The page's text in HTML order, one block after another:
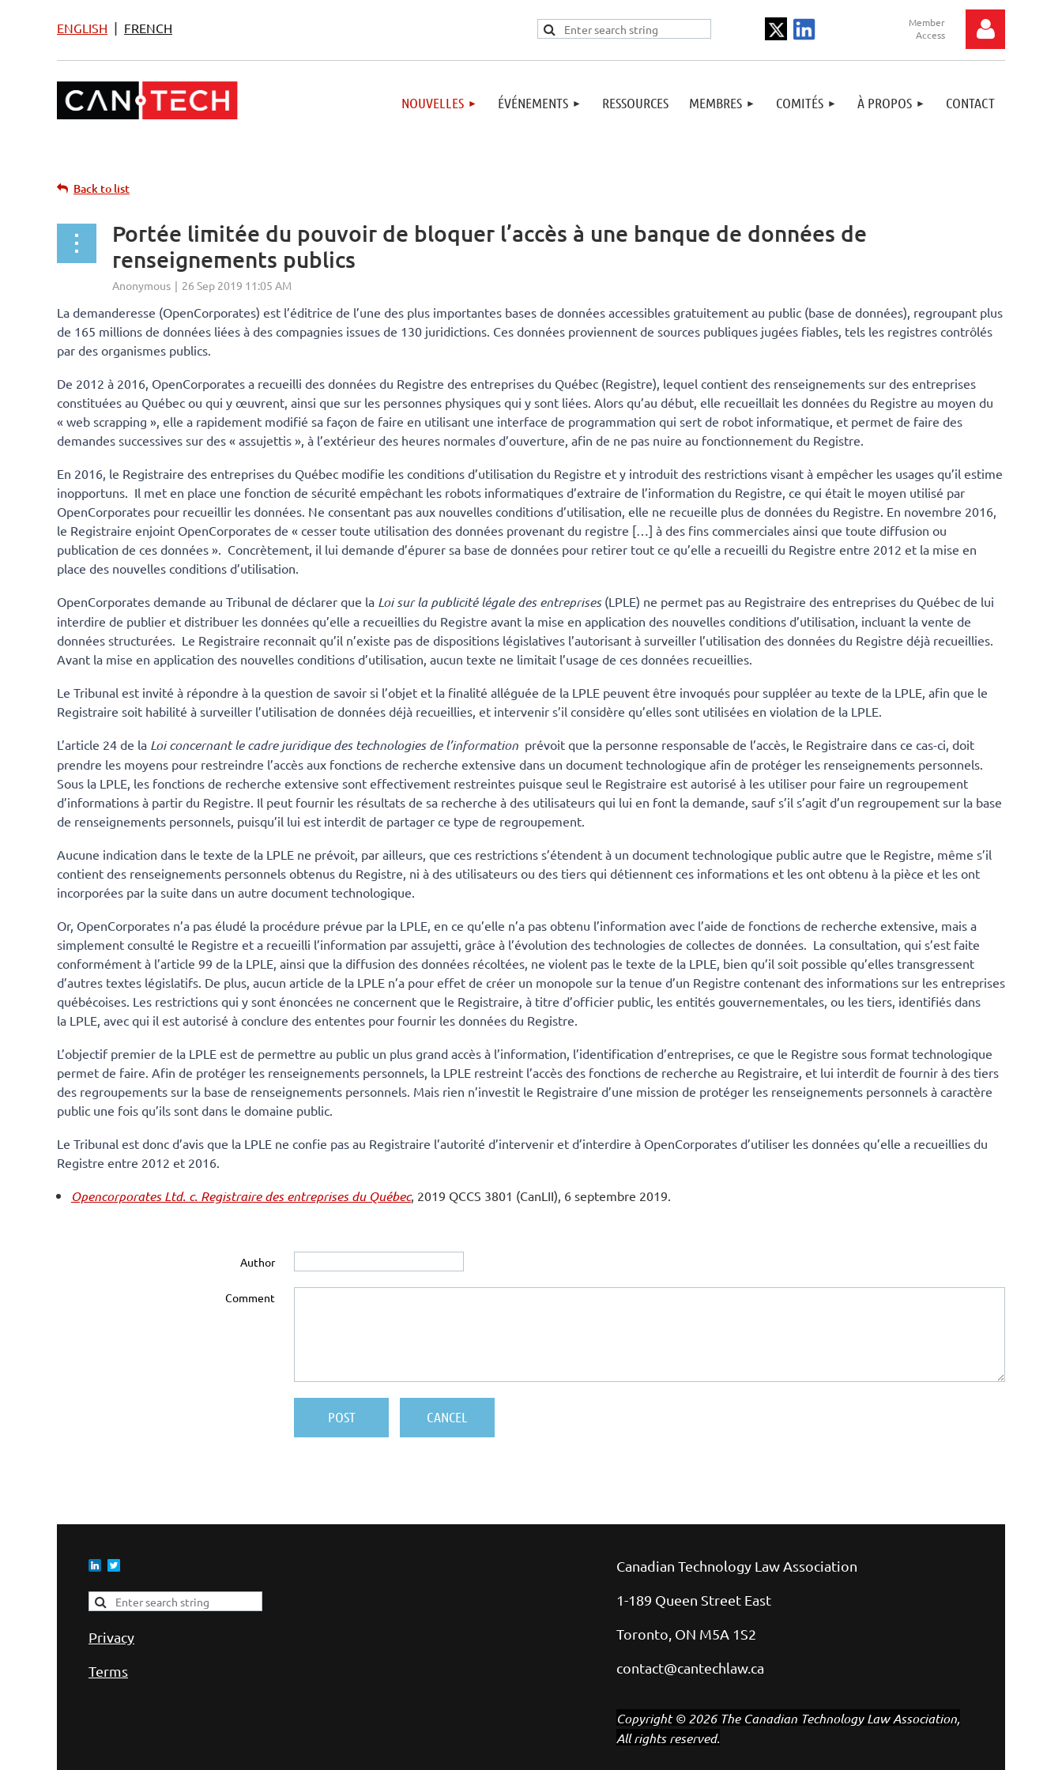
ENGLISH | FRENCH
NOUVELLES ÉVÉNEMENTS RESSOURCES MEMBRES COMITÉS À PROPOS CONTACT
Back to list
Portée limitée du pouvoir de bloquer l’accès à une banque de données de
renseignements publics
La demanderesse (OpenCorporates) est l’éditrice de l’une des plus importantes bases de données accessibles gratuitement au public (base de données), regroupant plus
de 165 millions de données liées à des compagnies issues de 130 juridictions. Ces données proviennent de sources publiques jugées fiables, tels les registres contrôlés
par des organismes publics.
De 2012 à 2016, OpenCorporates a recueilli des données du Registre des entreprises du Québec (Registre), lequel contient des renseignements sur des entreprises
constituées au Québec ou qui y œuvrent, ainsi que sur les personnes physiques qui y sont liées. Alors qu’au début, elle recueillait les données du Registre au moyen du
« web scrapping », elle a rapidement modifié sa façon de faire en utilisant une interface de programmation qui sert de robot informatique, et permet de faire des
demandes successives sur des « assujettis », à l’extérieur des heures normales d’ouverture, afin de ne pas nuire au fonctionnement du Registre.
En 2016, le Registraire des entreprises du Québec modifie les conditions d’utilisation du Registre et y introduit des restrictions visant à empêcher les usages qu’il estime
inopportuns. Il met en place une fonction de sécurité empêchant les robots informatiques d’extraire de l’information du Registre, ce qui était le moyen utilisé par
OpenCorporates pour recueillir les données. Ne consentant pas aux nouvelles conditions d’utilisation, elle ne recueille plus de données du Registre. En novembre 2016,
le Registraire enjoint OpenCorporates de « cesser toute utilisation des données provenant du registre […] à des fins commerciales ainsi que toute diffusion ou
publication de ces données ». Concrètement, il lui demande d’épurer sa base de données pour retirer tout ce qu’elle a recueilli du Registre entre 2012 et la mise en
place des nouvelles conditions d’utilisation.
OpenCorporates demande au Tribunal de déclarer que la Loi sur la publicité légale des entreprises (LPLE) ne permet pas au Registraire des entreprises du Québec de lui
interdire de publier et distribuer les données qu’elle a recueillies du Registre avant la mise en application des nouvelles conditions d’utilisation, incluant la vente de
données structurées. Le Registraire reconnait qu’il n’existe pas de dispositions législatives l’autorisant à surveiller l’utilisation des données du Registre déjà recueillies.
Avant la mise en application des nouvelles conditions d’utilisation, aucun texte ne limitait l’usage de ces données recueillies.
Le Tribunal est invité à répondre à la question de savoir si l’objet et la finalité alléguée de la LPLE peuvent être invoqués pour suppléer au texte de la LPLE, afin que le
Registraire soit habilité à surveiller l’utilisation de données déjà recueillies, et intervenir s’il considère qu’elles sont utilisées en violation de la LPLE.
L’article 24 de la Loi concernant le cadre juridique des technologies de l’information prévoit que la personne responsable de l’accès, le Registraire dans ce cas-ci, doit
prendre les moyens pour restreindre l’accès aux fonctions de recherche extensive dans un document technologique afin de protéger les renseignements personnels.
Sous la LPLE, les fonctions de recherche extensive sont effectivement restreintes puisque seul le Registraire est autorisé à les utiliser pour faire un regroupement
d’informations à partir du Registre. Il peut fournir les résultats de sa recherche à des utilisateurs qui lui en font la demande, sauf s’il s’agit d’un regroupement sur la base
de renseignements personnels, puisqu’il lui est interdit de partager ce type de regroupement.
Aucune indication dans le texte de la LPLE ne prévoit, par ailleurs, que ces restrictions s’étendent à un document technologique public autre que le Registre, même s’il
contient des renseignements personnels obtenus du Registre, ni à des utilisateurs ou des tiers qui détiennent ces informations et les ont obtenu à la pièce et les ont
incorporées par la suite dans un autre document technologique.
Or, OpenCorporates n’a pas éludé la procédure prévue par la LPLE, en ce qu’elle n’a pas obtenu l’information avec l’aide de fonctions de recherche extensive, mais a
simplement consulté le Registre et a recueilli l’information par assujetti, grâce à l’évolution des technologies de collectes de données. La consultation, qui s’est faite
conformément à l’article 99 de la LPLE, ainsi que la diffusion des données récoltées, ne violent pas le texte de la LPLE, bien qu’il soit possible qu’elles transgressent
d’autres textes législatifs. De plus, aucun article de la LPLE n’a pour effet de créer un monopole sur la tenue d’un Registre contenant des informations sur les entreprises
québécoises. Les restrictions qui y sont énoncées ne concernent que le Registraire, à titre d’officier public, les entités gouvernementales, ou les tiers, identifiés dans
la LPLE, avec qui il est autorisé à conclure des ententes pour fournir les données du Registre.
L’objectif premier de la LPLE est de permettre au public un plus grand accès à l’information, l’identification d’entreprises, ce que le Registre sous format technologique
permet de faire. Afin de protéger les renseignements personnels, la LPLE restreint l’accès des fonctions de recherche au Registraire, et lui interdit de fournir à des tiers
des regroupements sur la base de renseignements personnels. Mais rien n’investit le Registraire d’une mission de protéger les renseignements personnels à caractère
public une fois qu’ils sont dans le domaine public.
Le Tribunal est donc d’avis que la LPLE ne confie pas au Registraire l’autorité d’intervenir et d’interdire à OpenCorporates d’utiliser les données qu’elle a recueillies du
Registre entre 2012 et 2016.
Opencorporates Ltd. c. Registraire des entreprises du Québec, 2019 QCCS 3801 (CanLII), 6 septembre 2019.
Author
Comment
Privacy
Terms
Canadian Technology Law Association
1-189 Queen Street East
Toronto, ON M5A 1S2
contact@cantechlaw.ca
Copyright © 2026 The Canadian Technology Law Association,
All rights reserved.